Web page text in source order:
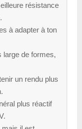
résistance
à adapter à ton
large de formes,
un rendu plus
plus réactif